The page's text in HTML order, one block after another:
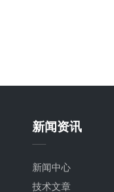
新闻资讯
新闻中心
技术文章